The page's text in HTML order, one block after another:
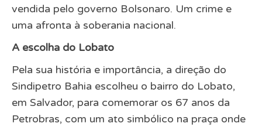
vendida pelo governo Bolsonaro. Um crime e
uma afronta à soberania nacional.
A escolha do Lobato
Pela sua história e importância, a direção do
Sindipetro Bahia escolheu o bairro do Lobato,
em Salvador, para comemorar os 67 anos da
Petrobras, com um ato simbólico na praça onde